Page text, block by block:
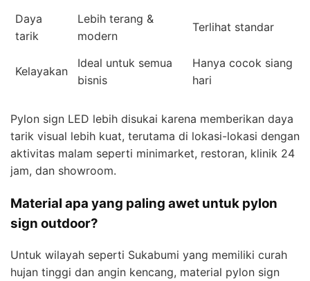
Daya
tarik
Lebih terang &
modern
Terlihat standar
Kelayakan
Ideal untuk semua
bisnis
Hanya cocok siang
hari
Pylon sign LED lebih disukai karena memberikan daya
tarik visual lebih kuat, terutama di lokasi-lokasi dengan
aktivitas malam seperti minimarket, restoran, klinik 24
jam, dan showroom.
Material apa yang paling awet untuk pylon
sign outdoor?
Untuk wilayah seperti Sukabumi yang memiliki curah
hujan tinggi dan angin kencang, material pylon sign